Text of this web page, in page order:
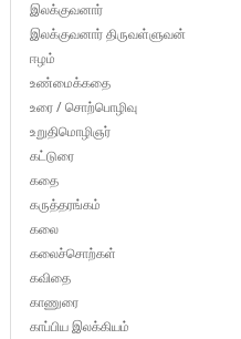
இலக்குவனார்
இலக்குவனார் திருவள்ளுவன்
ஈழம்
உண்மைக்கதை
உரை / சொற்பொழிவு
உறுதிமொழிஞர்
கட்டுரை
கதை
கருத்தரங்கம்
கலை
கலைச்சொற்கள்
கவிதை
காணுரை
காப்பிய இலக்கியம்